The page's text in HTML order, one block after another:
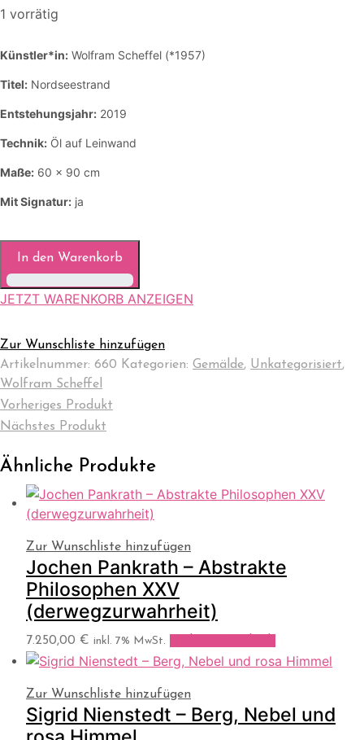
1 vorrätig
Künstler*in: Wolfram Scheffel (*1957)
Titel: Nordseestrand
Entstehungsjahr: 2019
Technik: Öl auf Leinwand
Maße: 60 x 90 cm
Mit Signatur: ja
In den Warenkorb
JETZT WARENKORB ANZEIGEN
Zur Wunschliste hinzufügen
Artikelnummer: 660 Kategorien: Gemälde, Unkategorisiert,
Wolfram Scheffel
Vorheriges Produkt
Nächstes Produkt
Ähnliche Produkte
Zur Wunschliste hinzufügen
Jochen Pankrath – Abstrakte
Philosophen XXV
(derwegzurwahrheit)
7.250,00 € inkl. 7% MwSt.
Zur Wunschliste hinzufügen
Sigrid Nienstedt – Berg, Nebel und